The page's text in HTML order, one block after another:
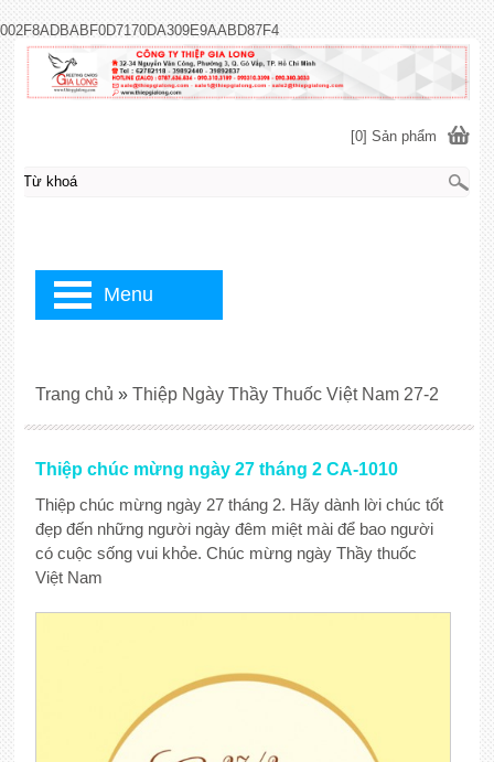
002F8ADBABF0D7170DA309E9AABD87F4
Thiệp chúc mừng ngày 27 tháng 2 CA-1010
Thiệp chúc mừng ngày 27 tháng 2. Hãy dành lời chúc tốt
đẹp đến những người ngày đêm miệt mài để bao người
có cuộc sống vui khỏe. Chúc mừng ngày Thầy thuốc
Việt Nam
Trang chủ » Thiệp Ngày Thầy Thuốc Việt Nam 27-2
[0] Sản phẩm
Menu